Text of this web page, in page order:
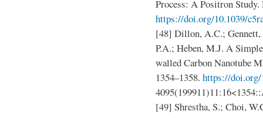
Process: A Positron
https://doi.org/10.1039/
[48] Dillon, A.C.;
P.A.; Heben, M.J. A
walled Carbon Nanotube
1354–1358. https://doi.org/
[49] Shrestha, S.; Choi,